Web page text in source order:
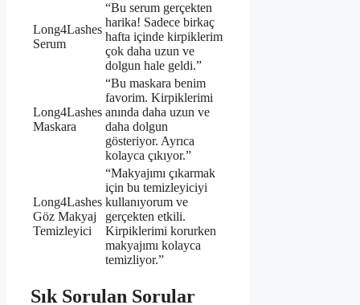
Long4Lashes
Serum
“Bu serum gerçekten
harika! Sadece birkaç
hafta içinde kirpiklerim
çok daha uzun ve
dolgun hale geldi.”
Long4Lashes
Maskara
“Bu maskara benim
favorim. Kirpiklerimi
anında daha uzun ve
daha dolgun
gösteriyor. Ayrıca
kolayca çıkıyor.”
Long4Lashes
Göz Makyaj
Temizleyici
“Makyajımı çıkarmak
için bu temizleyiciyi
kullanıyorum ve
gerçekten etkili.
Kirpiklerimi korurken
makyajımı kolayca
temizliyor.”
Sık Sorulan Sorular